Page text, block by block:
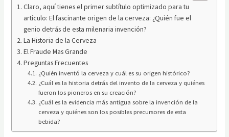
Claro, aquí tienes el primer subtítulo optimizado para tu
artículo: El fascinante origen de la cerveza: ¿Quién fue el
genio detrás de esta milenaria invención?
La Historia de la Cerveza
El Fraude Mas Grande
Preguntas Frecuentes
¿Quién inventó la cerveza y cuál es su origen histórico?
¿Cuál es la historia detrás del invento de la cerveza y quiénes
fueron los pioneros en su creación?
¿Cuál es la evidencia más antigua sobre la invención de la
cerveza y quiénes son los posibles precursores de esta
bebida?